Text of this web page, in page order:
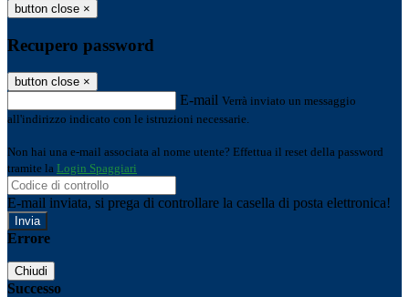
button close ×
Recupero password
button close ×
E-mail Verrà inviato un messaggio
all'indirizzo indicato con le istruzioni necessarie.
Non hai una e-mail associata al nome utente? Effettua il reset della password
tramite la Login Spaggiari
E-mail inviata, si prega di controllare la casella di posta elettronica!
Errore
Chiudi
Successo